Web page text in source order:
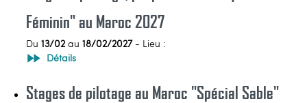
Féminin" au Maroc 2027
Du 13/02 au 18/02/2027- Lieu :
Détails
Stages de pilotage au Maroc "Spécial Sable"